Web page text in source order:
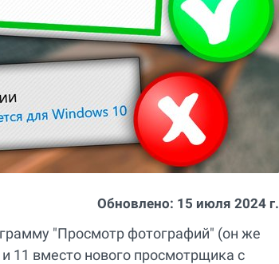
Обновлено: 15 июля 2024 г.
"Просмотр фотографий" (он же
11 вместо нового просмотрщика с